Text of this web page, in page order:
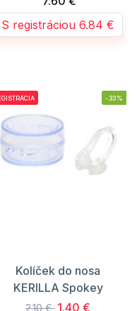
S registráciou 6.84 €
-33%
Kolíček do nosa
KERILLA Spokey
2.10 € 1.40 €